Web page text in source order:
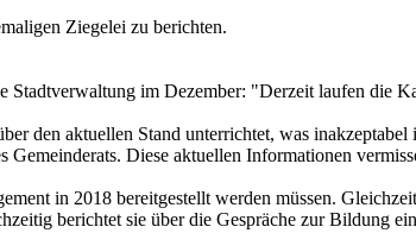
Ziegelei zu berichten.
im Dezember: "Derzeit laufen die
den aktuellen Stand unterrichtet, was
Diese aktuellen Informationen
in 2018 bereitgestellt werden müssen.
berichtet sie über die Gespräche zur Bildung